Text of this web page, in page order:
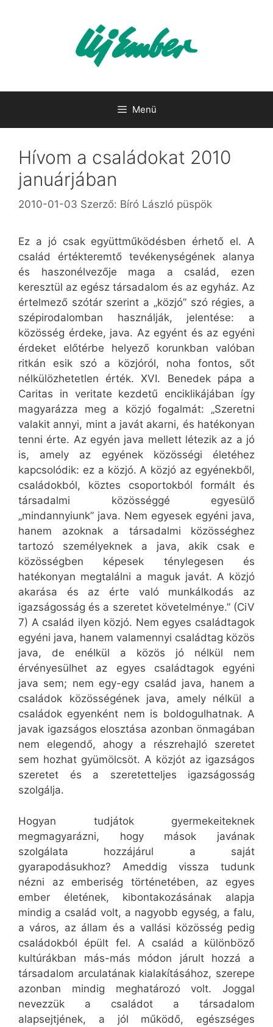
Menü
Hívom a családokat 2010
januárjában
2010-01-03 Szerző: Bíró László püspök
Ez a jó csak együttműködésben érhető el. A
család értékteremtő tevékenységének alanya
és haszonélvezője maga a család, ezen
keresztül az egész társadalom és az egyház. Az
értelmező szótár szerint a „közjó” szó régies, a
szépirodalomban használják, jelentése: a
közösség érdeke, java. Az egyént és az egyéni
érdeket előtérbe helyező korunkban valóban
ritkán esik szó a közjóról, noha fontos, sőt
nélkülözhetetlen érték. XVI. Benedek pápa a
Caritas in veritate kezdetű enciklikájában így
magyarázza meg a közjó fogalmát: „Szeretni
valakit annyi, mint a javát akarni, és hatékonyan
tenni érte. Az egyén java mellett létezik az a jó
is, amely az egyének közösségi életéhez
kapcsolódik: ez a közjó. A közjó az egyénekből,
családokból, köztes csoportokból formált és
társadalmi közösséggé egyesülő
„mindannyiunk” java. Nem egyesek egyéni java,
hanem azoknak a társadalmi közösséghez
tartozó személyeknek a java, akik csak e
közösségben képesek ténylegesen és
hatékonyan megtalálni a maguk javát. A közjó
akarása és az érte való munkálkodás az
igazságosság és a szeretet követelménye.” (CiV
7) A család ilyen közjó. Nem egyes családtagok
egyéni java, hanem valamennyi családtag közös
java, de enélkül a közös jó nélkül nem
érvényesülhet az egyes családtagok egyéni
java sem; nem egy-egy család java, hanem a
családok közösségének java, amely nélkül a
családok egyenként nem is boldogulhatnak. A
javak igazságos elosztása azonban önmagában
nem elegendő, ahogy a részrehajló szeretet
sem hozhat gyümölcsöt. A közjót az igazságos
szeretet és a szeretetteljes igazságosság
szolgálja.
Hogyan tudjátok gyermekeiteknek
megmagyarázni, hogy mások javának
szolgálata hozzájárul a saját
gyarapodásukhoz? Ameddig vissza tudunk
nézni az emberiség történetében, az egyes
ember életének, kibontakozásának alapja
mindig a család volt, a nagyobb egység, a falu,
a város, az állam és a vallási közösség pedig
családokból épült fel. A család a különböző
kultúrákban más-más módon járult hozzá a
társadalom arculatának kialakításához, szerepe
azonban mindig meghatározó volt. Joggal
nevezzük a családot a társadalom
alapsejtjének, a jól működő, egészséges